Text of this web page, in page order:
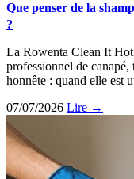
Que penser de la
?
La Rowenta Clean It
professionnel de
honnête : quand elle est
07/07/2026 Lire →